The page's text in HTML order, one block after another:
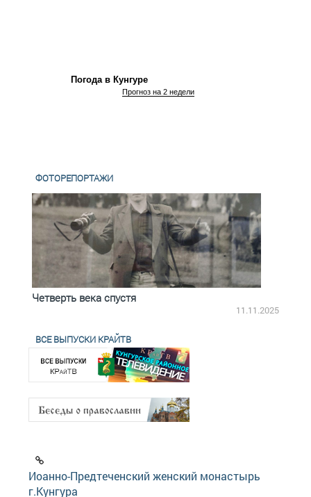
Погода в Кунгуре
Прогноз на 2 недели
ФОТОРЕПОРТАЖИ
Четверть века спустя
11.11.2025
ВСЕ ВЫПУСКИ КРАЙТВ
Иоанно-Предтеченский женский монастырь
г.Кунгура